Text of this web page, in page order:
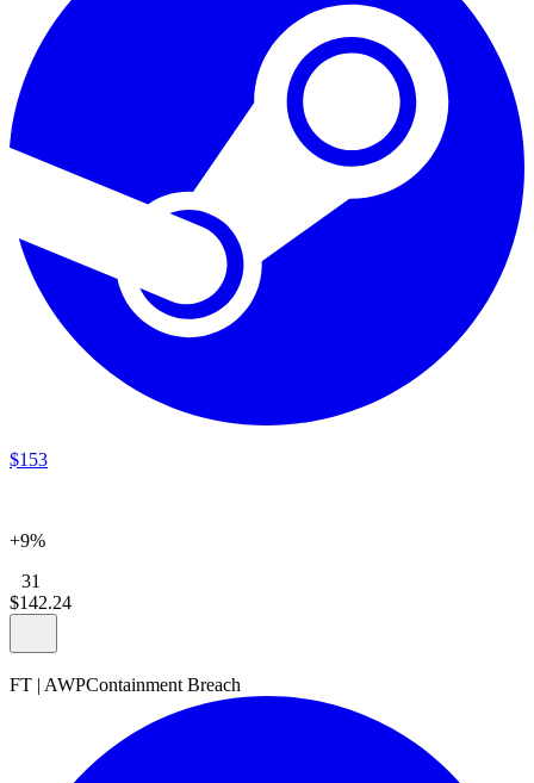
$153
+9%
31
$142.24
FT | AWPContainment Breach